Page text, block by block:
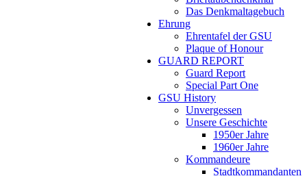
Das Denkmaltagebuch
Ehrung
Ehrentafel der GSU
Plaque of Honour
GUARD REPORT
Guard Report
Special Part One
GSU History
Unvergessen
Unsere Geschichte
1950er Jahre
1960er Jahre
Kommandeure
Stadtkommandanten